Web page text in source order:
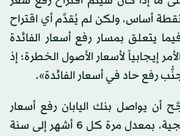
بمقدار 50 نقطة أساس، ولكن لم يُقدَّم أي اقتراح
يتعلق بمسار رفع أسعار الفائدة
إيجابياً لأسعار الأصول الخطرة؛ إذ
رفع حاد في أسعار الفائدة».
أن يواصل بنك اليابان رفع أسعار
الفائدة بوتيرة تدريجية، بمعدل مرة كل 6 أشهر إلى سنة